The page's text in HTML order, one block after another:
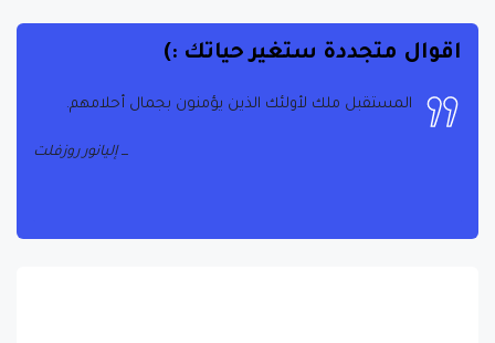
اقوال متجددة ستغير حياتك :)
المستقبل ملك لأولئك الذين يؤمنون بجمال أحلامهم.
إليانور روزفلت
الحياة هي ما يحدث عندما تكون مشغولاً بوضع خطط